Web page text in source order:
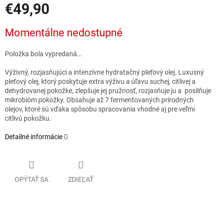
€49,90
cena:
Momentálne nedostupné
Položka bola vypredaná…
Výživný, rozjasňujúci a intenzívne hydratačný pleťový olej. Luxusný
pleťový olej, ktorý poskytuje extra výživu a úľavu suchej, citlivej a
dehydrovanej pokožke, zlepšuje jej pružnosť, rozjasňuje ju a posilňuje
mikrobióm pokožky. Obsahuje až 7 fermentovaných prírodných
olejov, ktoré sú vďaka spôsobu spracovania vhodné aj pre veľmi
citlivú pokožku.
Detailné informácie
OPÝTAŤ SA ZDIEĽAŤ